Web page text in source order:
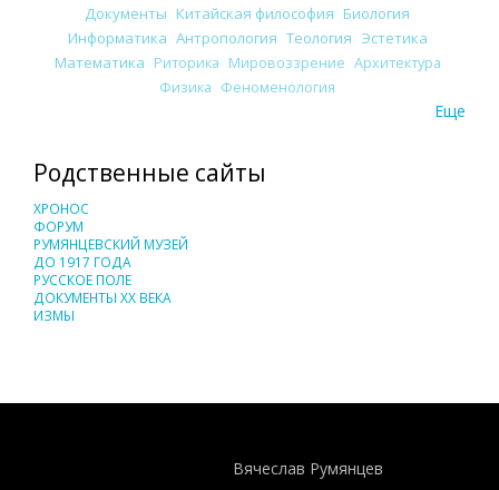
Документы Китайская философия Биология
Информатика Антропология Теология Эстетика
Математика Риторика Мировоззрение Архитектура
Физика Феноменология
Еще
Родственные сайты
ХРОНОС
ФОРУМ
РУМЯНЦЕВСКИЙ МУЗЕЙ
ДО 1917 ГОДА
РУССКОЕ ПОЛЕ
ДОКУМЕНТЫ XX ВЕКА
ИЗМЫ
Вячеслав Румянцев